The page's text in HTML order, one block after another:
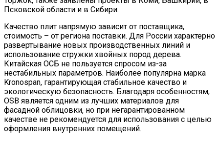
Псковской области и в Сибири.
Качество плит напрямую зависит от поставщика,
стоимость – от региона поставки. Для России характерно
развертывание новых производственных линий и
использование стружки хвойных пород дерева.
Китайская ОСБ не пользуется спросом из-за
нестабильных параметров. Наиболее популярна марка
Kronospan, гарантирующая стабильное качество и
экологическую безопасность. Благодаря особенностям,
OSB является одним из лучших материалов для
фасадной облицовки, но при негарантированном
качестве не рекомендуется для использования с целью
оформления внутренних помещений.